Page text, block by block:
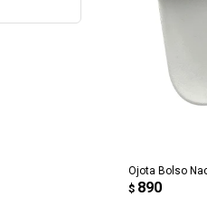
Ojota Bolso
$ 890